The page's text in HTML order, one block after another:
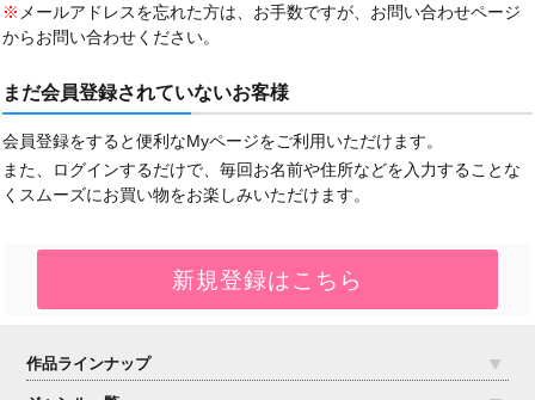
※ メールアドレスを忘れた方は、お手数ですが、お問い合わせページ
からお問い合わせください。
まだ会員登録されていないお客様
会員登録をすると便利なMyページをご利用いただけます。
また、ログインするだけで、毎回お名前や住所などを入力することな
くスムーズにお買い物をお楽しみいただけます。
作品ラインナップ